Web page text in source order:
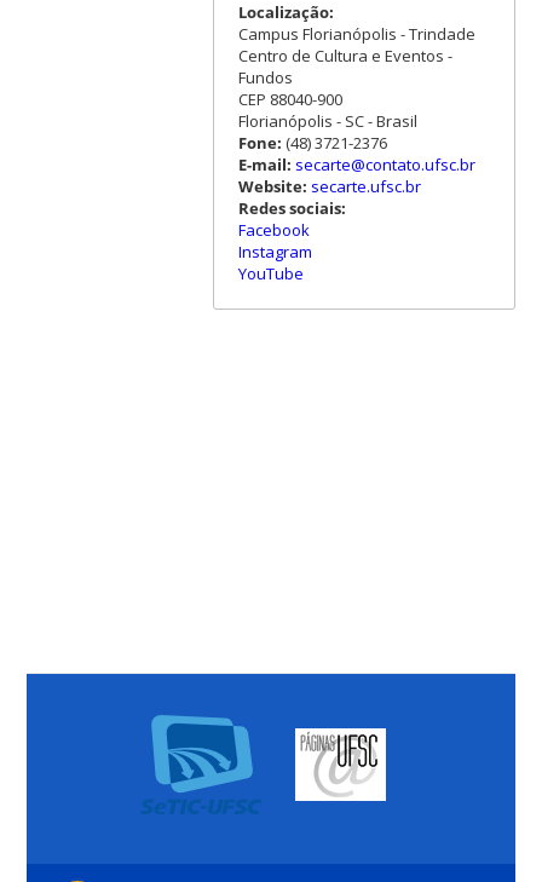
Localização:
Campus Florianópolis - Trindade
Centro de Cultura e Eventos -
Fundos
CEP 88040-900
Florianópolis - SC - Brasil
Fone: (48) 3721-2376
E-mail: secarte@contato.ufsc.br
Website: secarte.ufsc.br
Redes sociais:
Facebook
Instagram
YouTube